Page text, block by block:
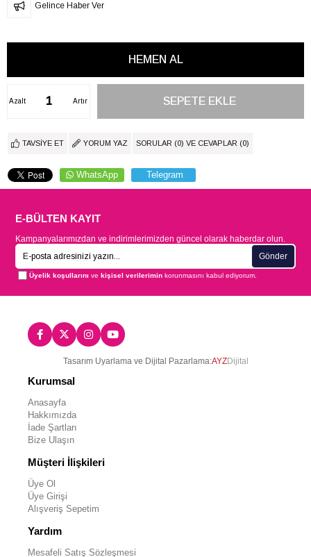
Gelince Haber Ver
Artır
Azalt
TAVSIYE ET YORUM YAZ SORULAR (0) VE CEVAPLAR (0)
WhatsApp Telegram
E-BÜLTEN KAYIT
Kampanyalarımızdan ve indirimlerimizden güncel olarak haberdar olun.
Gönder
Üyelik koşullarını vekişisel verilerimin korunmasını kabul ediyorum.
Tasarım Uyarlama ve Dijital Pazarlama:AYZDijital
Kurumsal
Anasayfa
Hakkımızda
İade Şartları
Bize Ulaşın
Müşteri İlişkileri
Üye Ol
Üye Girişi
Alışveriş Sepetim
Yardım
Mesafeli Satış Sözleşmesi